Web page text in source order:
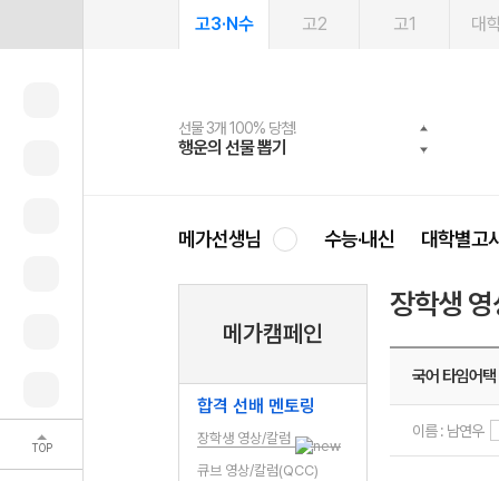
TOP
고3·N수 고2 고1 대
선물 3개 100% 당첨!
행운의 선물 뽑기
선물 100% 증정!
메가스터디 X 올리브
여름방학 스터디 캐시백
메가런 썸머스쿨
2027 러셀 단과
강사 공개선발
스마트러닝앱
설문 EVENT
메가패스
3일 무료 체험권
메가패스 수강생 무료혜택!
메가클럽 멤버십
사회공헌 캠페인
희망이룸 메가나눔
메가선생님 수능·내신 대학별고
메가캠페인
합격 선배 멘토링
장학생 영상/칼럼
큐브 영상/칼럼(QCC)
장학생
국어 타임어
이름 : 남연우